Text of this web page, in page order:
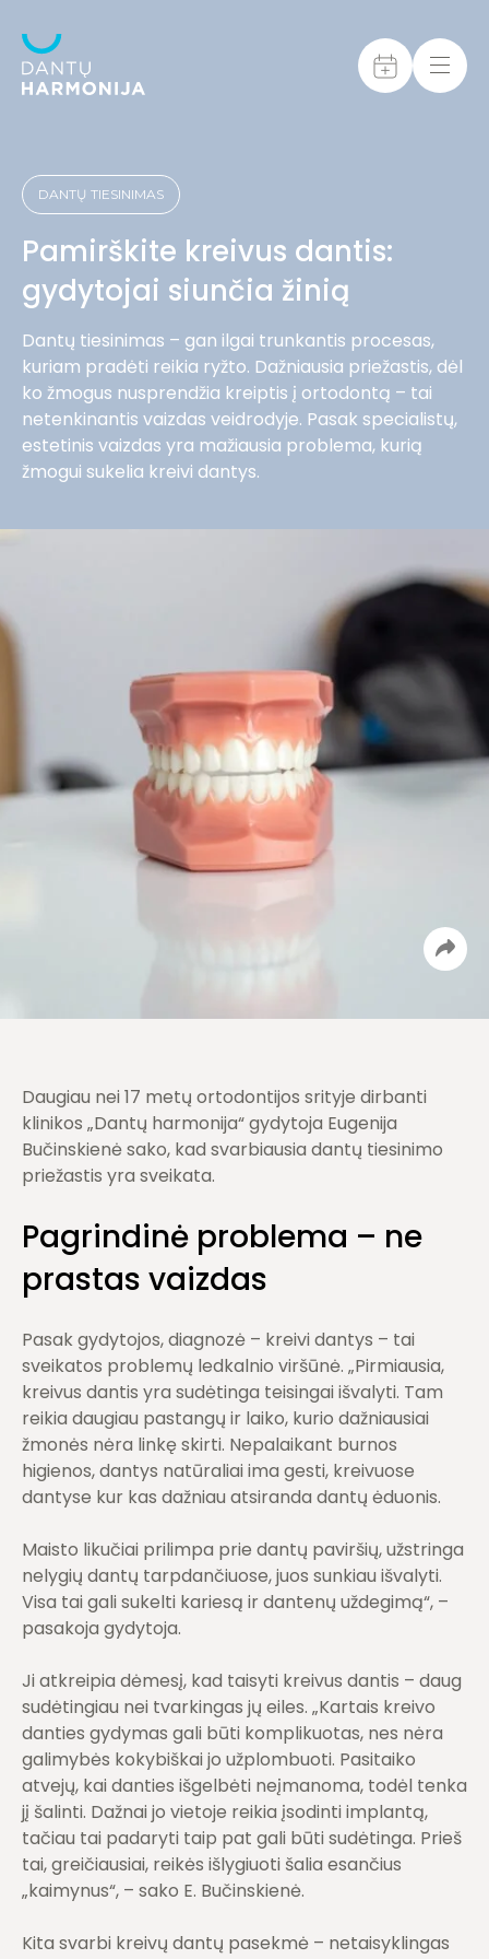
DANTŲ TIESINIMAS
Pamirškite kreivus dantis:
gydytojai siunčia žinią
Dantų tiesinimas – gan ilgai trunkantis procesas,
kuriam pradėti reikia ryžto. Dažniausia priežastis, dėl
ko žmogus nusprendžia kreiptis į ortodontą – tai
netenkinantis vaizdas veidrodyje. Pasak specialistų,
estetinis vaizdas yra mažiausia problema, kurią
žmogui sukelia kreivi dantys.
Daugiau nei 17 metų ortodontijos srityje dirbanti
klinikos „Dantų harmonija“ gydytoja Eugenija
Bučinskienė sako, kad svarbiausia dantų tiesinimo
priežastis yra sveikata.
Pagrindinė problema – ne
prastas vaizdas
Pasak gydytojos, diagnozė – kreivi dantys – tai
sveikatos problemų ledkalnio viršūnė. „Pirmiausia,
kreivus dantis yra sudėtinga teisingai išvalyti. Tam
reikia daugiau pastangų ir laiko, kurio dažniausiai
žmonės nėra linkę skirti. Nepalaikant burnos
higienos, dantys natūraliai ima gesti, kreivuose
dantyse kur kas dažniau atsiranda dantų ėduonis.
Maisto likučiai prilimpa prie dantų paviršių, užstringa
nelygių dantų tarpdančiuose, juos sunkiau išvalyti.
Visa tai gali sukelti kariesą ir dantenų uždegimą“, –
pasakoja gydytoja.
Ji atkreipia dėmesį, kad taisyti kreivus dantis – daug
sudėtingiau nei tvarkingas jų eiles. „Kartais kreivo
danties gydymas gali būti komplikuotas, nes nėra
galimybės kokybiškai jo užplombuoti. Pasitaiko
atvejų, kai danties išgelbėti neįmanoma, todėl tenka
jį šalinti. Dažnai jo vietoje reikia įsodinti implantą,
tačiau tai padaryti taip pat gali būti sudėtinga. Prieš
tai, greičiausiai, reikės išlygiuoti šalia esančius
„kaimynus“, – sako E. Bučinskienė.
Kita svarbi kreivų dantų pasekmė – netaisyklingas